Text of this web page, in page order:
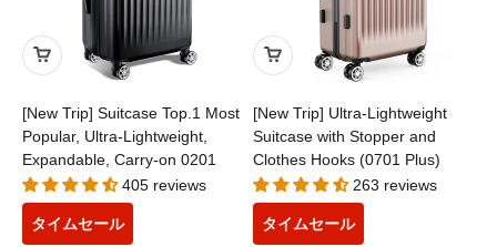
[New Trip] Suitcase Top.1 Most
Popular, Ultra-Lightweight,
Expandable, Carry-on 0201
405 reviews
タイムセール
[New Trip] Ultra-Lightweight
Suitcase with Stopper and
Clothes Hooks (0701 Plus)
263 reviews
タイムセール